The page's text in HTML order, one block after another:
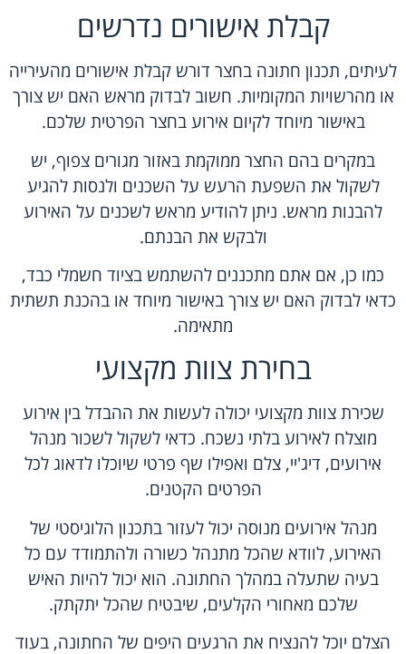
קבלת אישורים נדרשים
לעיתים, תכנון חתונה בחצר דורש קבלת אישורים מהעירייה
או מהרשויות המקומיות. חשוב לבדוק מראש האם יש צורך
באישור מיוחד לקיום אירוע בחצר הפרטית שלכם.
במקרים בהם החצר ממוקמת באזור מגורים צפוף, יש
לשקול את השפעת הרעש על השכנים ולנסות להגיע
להבנות מראש. ניתן להודיע מראש לשכנים על האירוע
ולבקש את הבנתם.
כמו כן, אם אתם מתכננים להשתמש בציוד חשמלי כבד,
כדאי לבדוק האם יש צורך באישור מיוחד או בהכנת תשתית
מתאימה.
בחירת צוות מקצועי
שכירת צוות מקצועי יכולה לעשות את ההבדל בין אירוע
מוצלח לאירוע בלתי נשכח. כדאי לשקול לשכור מנהל
אירועים, דיג'יי, צלם ואפילו שף פרטי שיוכלו לדאוג לכל
הפרטים הקטנים.
מנהל אירועים מנוסה יכול לעזור בתכנון הלוגיסטי של
האירוע, לוודא שהכל מתנהל כשורה ולהתמודד עם כל
בעיה שתעלה במהלך החתונה. הוא יכול להיות האיש
שלכם מאחורי הקלעים, שיבטיח שהכל יתקתק.
הצלם יוכל להנציח את הרגעים היפים של החתונה, בעוד